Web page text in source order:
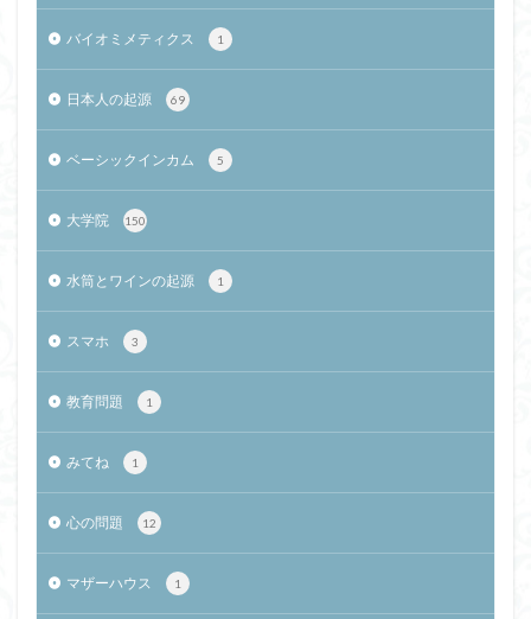
バイオミメティクス 1
日本人の起源 69
ベーシックインカム 5
大学院 150
水筒とワインの起源 1
スマホ 3
教育問題 1
みてね 1
心の問題 12
マザーハウス 1